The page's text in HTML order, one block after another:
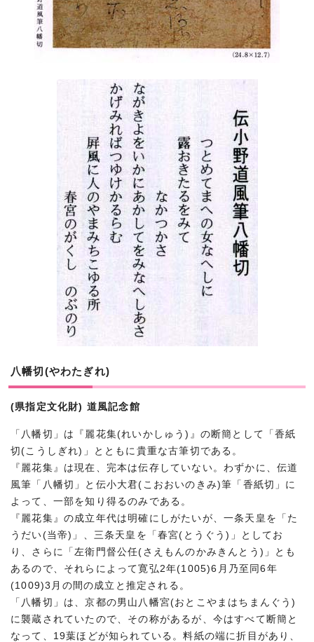
八幡切(やわたぎれ)
(県指定文化財) 道風記念館
「八幡切」は『麗花集(れいかしゅう)』の断簡として「香紙
切(こうしぎれ)」とともに貴重な古筆切である。
『麗花集』は現在、完本は伝存していない。わずかに、伝道
風筆「八幡切」と伝小大君(こおおいのきみ)筆「香紙切」に
よって、一部を知り得るのみである。
『麗花集』の成立年代は明確にしがたいが、一条天皇を「た
うだい(当帝)」、三条天皇を「春宮(とうぐう)」としてお
り、さらに「左衛門督公任(さえもんのかみきんとう)」とも
あるので、それらによって寛弘2年(1005)6月乃至同6年
(1009)3月の間の成立と推定される。
「八幡切」は、京都の男山八幡宮(おとこやまはちまんぐう)
に襲蔵されていたので、その称があるが、今はすべて断簡と
なって、19葉ほどが知られている。料紙の端に折目があり、